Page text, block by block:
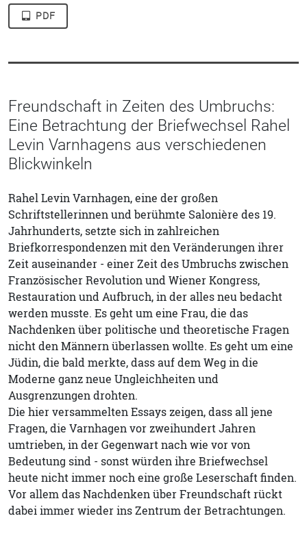
PDF
Freundschaft in Zeiten des Umbruchs:
Eine Betrachtung der Briefwechsel Rahel
Levin Varnhagens aus verschiedenen
Blickwinkeln
Rahel Levin Varnhagen, eine der großen
Schriftstellerinnen und berühmte Salonière des 19.
Jahrhunderts, setzte sich in zahlreichen
Briefkorrespondenzen mit den Veränderungen ihrer
Zeit auseinander - einer Zeit des Umbruchs zwischen
Französischer Revolution und Wiener Kongress,
Restauration und Aufbruch, in der alles neu bedacht
werden musste. Es geht um eine Frau, die das
Nachdenken über politische und theoretische Fragen
nicht den Männern überlassen wollte. Es geht um eine
Jüdin, die bald merkte, dass auf dem Weg in die
Moderne ganz neue Ungleichheiten und
Ausgrenzungen drohten.
Die hier versammelten Essays zeigen, dass all jene
Fragen, die Varnhagen vor zweihundert Jahren
umtrieben, in der Gegenwart nach wie vor von
Bedeutung sind - sonst würden ihre Briefwechsel
heute nicht immer noch eine große Leserschaft finden.
Vor allem das Nachdenken über Freundschaft rückt
dabei immer wieder ins Zentrum der Betrachtungen.